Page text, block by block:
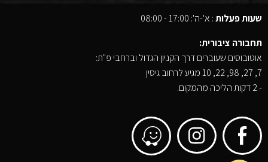
שעות פעלות: א'-ה': 17:00 - 08:00
תחבורה ציבורית:
אוטובוסים שעוברים דרך הקניון הגדול וברחבי פ"ת:
7, 27, 98, 22, 10 מגיע לרחוב גיסין
- 2 דקות הליכה מהמקום.